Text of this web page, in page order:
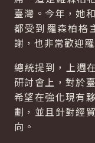
臺灣。今年，她
都受到羅森柏格
謝，也非常歡迎
總統提到，上週
研討會上，對於
希望在強化現有
劃，並且針對經
向。